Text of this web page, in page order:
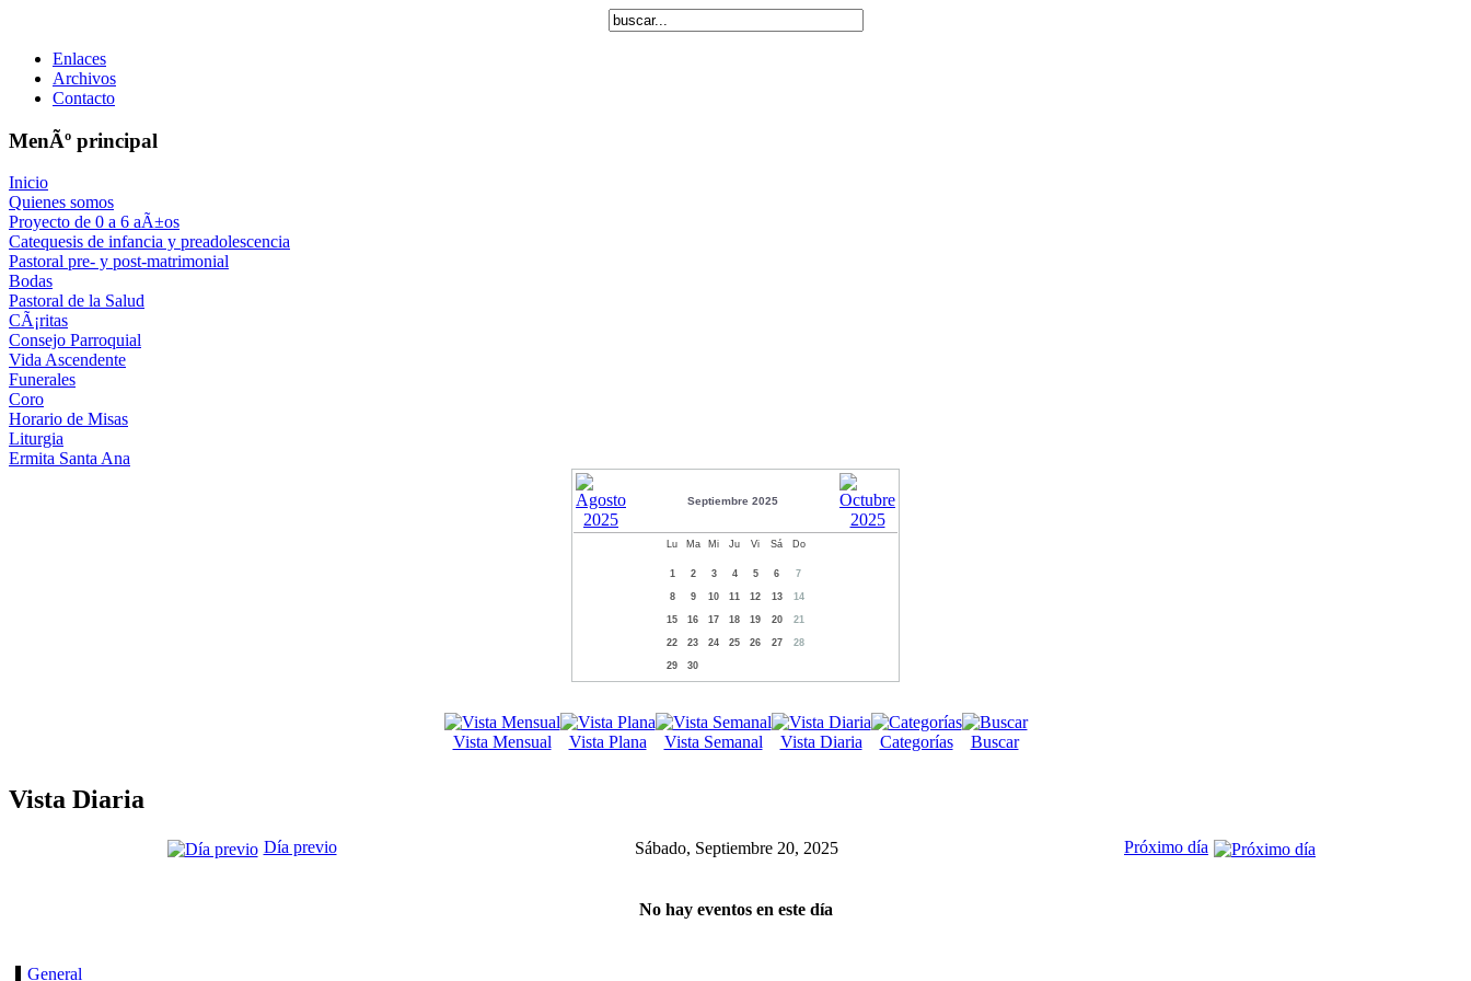
Enlaces
Archivos
Contacto
MenÃº principal
Inicio
Quienes somos
Proyecto de 0 a 6 aÃ±os
Catequesis de infancia y preadolescencia
Pastoral pre- y post-matrimonial
Bodas
Pastoral de la Salud
CÃ¡ritas
Consejo Parroquial
Vida Ascendente
Funerales
Coro
Horario de Misas
Liturgia
Ermita Santa Ana
Septiembre 2025
Lu Ma Mi Ju Vi Sá Do
1 2 3 4 5 6 7
8 9 10 11 12 13 14
15 16 17 18 19 20 21
22 23 24 25 26 27 28
29 30
Vista Mensual Vista Plana Vista Semanal Vista Diaria Categorías Buscar
Vista Diaria
Día previo Sábado, Septiembre 20, 2025 Próximo día
No hay eventos en este día
General